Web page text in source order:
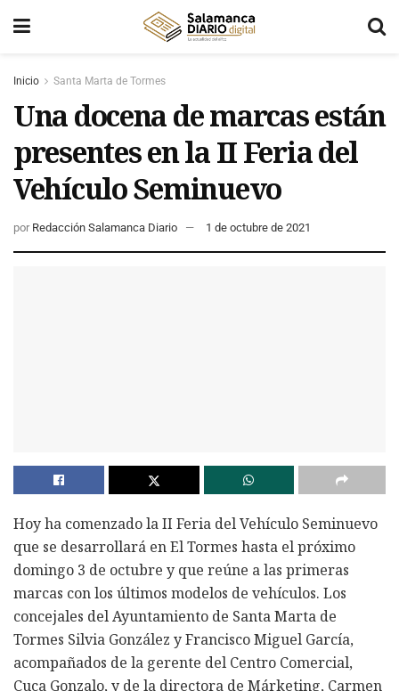
Inicio Santa Marta de Tormes
Una docena de marcas están
presentes en la II Feria del
Vehículo Seminuevo
por Redacción Salamanca Diario 1 de octubre de 2021
Hoy ha comenzado la II Feria del Vehículo Seminuevo
que se desarrollará en El Tormes hasta el próximo
domingo 3 de octubre y que reúne a las primeras
marcas con los últimos modelos de vehículos. Los
concejales del Ayuntamiento de Santa Marta de
Tormes Silvia González y Francisco Miguel García,
acompañados de la gerente del Centro Comercial,
Cuca Gonzalo, y de la directora de Márketing, Carmen